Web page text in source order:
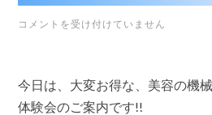
ド
ス
キ
ン、
コメントを受け付けていません
今日は、大変お得な、美容の機
体験会のご案内です!!